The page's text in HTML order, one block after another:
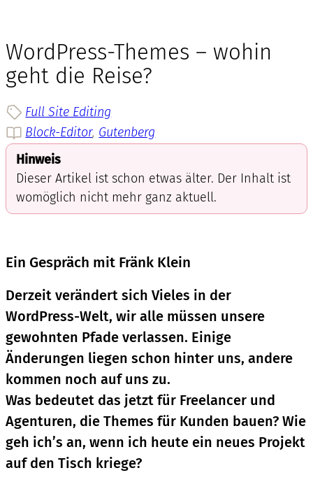
WordPress-Themes – wohin
geht die Reise?
Full Site Editing
Block-Editor, Gutenberg
Hinweis
Dieser Artikel ist schon etwas älter. Der Inhalt ist
womöglich nicht mehr ganz aktuell.
Ein Gespräch mit Fränk Klein
Derzeit verändert sich Vieles in der
WordPress-Welt, wir alle müssen unsere
gewohnten Pfade verlassen. Einige
Änderungen liegen schon hinter uns, andere
kommen noch auf uns zu.
Was bedeutet das jetzt für Freelancer und
Agenturen, die Themes für Kunden bauen? Wie
geh ich’s an, wenn ich heute ein neues Projekt
auf den Tisch kriege?